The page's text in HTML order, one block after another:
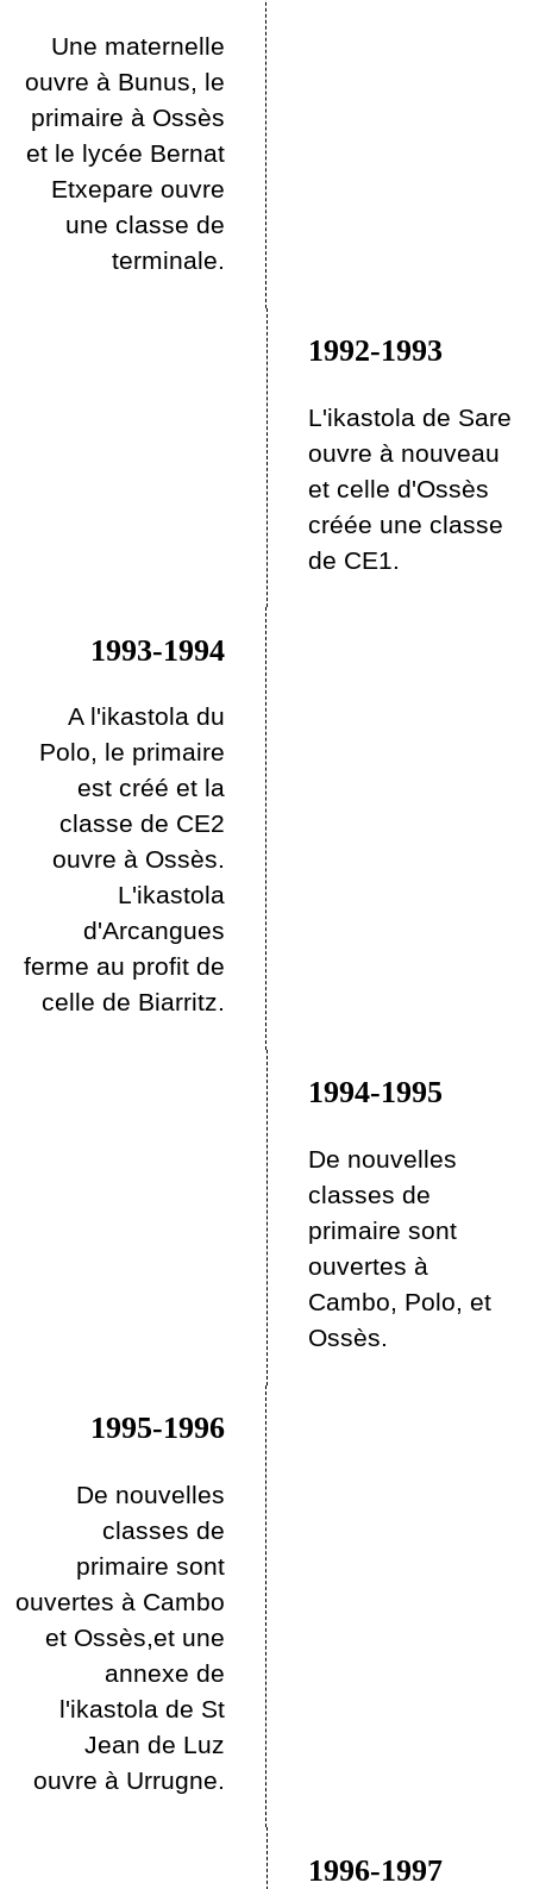
Une maternelle
ouvre à Bunus, le
primaire à Ossès
et le lycée Bernat
Etxepare ouvre
une classe de
terminale.
1992-1993
L'ikastola de Sare
ouvre à nouveau
et celle d'Ossès
créée une classe
de CE1.
1993-1994
A l'ikastola du
Polo, le primaire
est créé et la
classe de CE2
ouvre à Ossès.
L'ikastola
d'Arcangues
ferme au profit de
celle de Biarritz.
1994-1995
De nouvelles
classes de
primaire sont
ouvertes à
Cambo, Polo, et
Ossès.
1995-1996
De nouvelles
classes de
primaire sont
ouvertes à Cambo
et Ossès,et une
annexe de
l'ikastola de St
Jean de Luz
ouvre à Urrugne.
1996-1997